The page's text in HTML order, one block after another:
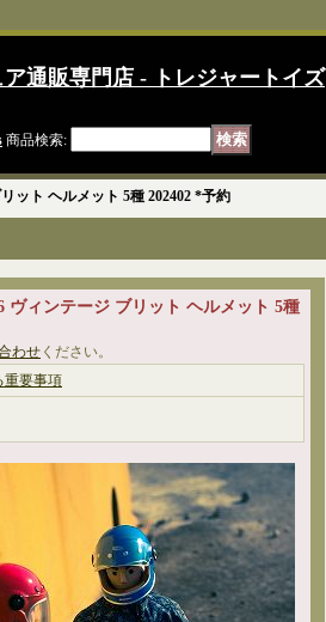
ア通販専門店 - トレジャートイズ
商品検索:
ット ヘルメット 5種 202402 *予約
ヴィンテージ ブリット ヘルメット 5種
わせ ください。
重要事項